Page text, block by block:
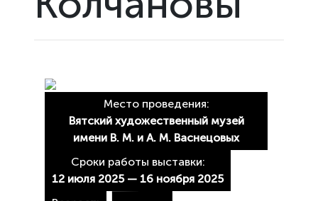
Место проведения:
Вятский художественный музей
имени В. М. и А. М. Васнецовых
Сроки работы выставки:
12 июля 2025 — 16 ноября 2025